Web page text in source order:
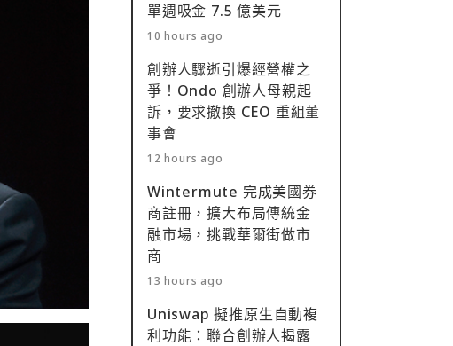
單週吸金 7.5 億美元
10 hours ago
創辦人驟逝引爆經營權之
爭！Ondo 創辦人母親起
訴，要求撤換 CEO 重組董
事會
12 hours ago
Wintermute 完成美國券
商註冊，擴大布局傳統金
融市場，挑戰華爾街做市
商
13 hours ago
Uniswap 擬推原生自動複
利功能：聯合創辦人揭露